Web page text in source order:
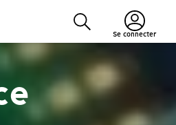
Se connecter